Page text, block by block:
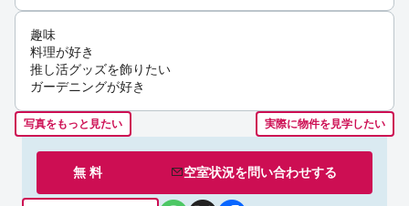
趣味
料理が好き
推し活グッズを飾りたい
ガーデニングが好き
写真をもっと見たい 実際に物件を見学したい
無 料 空室状況を問い合わせする